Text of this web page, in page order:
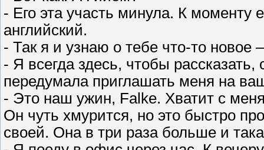
- Его эта участь минула. К моменту
английский.
- Так я и узнаю о тебе что-то новое
- Я всегда здесь, чтобы
передумала приглашать меня на
- Это наш ужин, Falke. Хватит с
Он чуть хмурится, но это быстро
своей. Она в три раза больше и